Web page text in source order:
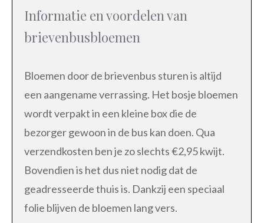
Informatie en voordelen van
brievenbusbloemen
Bloemen door de brievenbus sturen is altijd
een aangename verrassing. Het bosje bloemen
wordt verpakt in een kleine box die de
bezorger gewoon in de bus kan doen. Qua
verzendkosten ben je zo slechts €2,95 kwijt.
Bovendien is het dus niet nodig dat de
geadresseerde thuis is. Dankzij een speciaal
folie blijven de bloemen lang vers.